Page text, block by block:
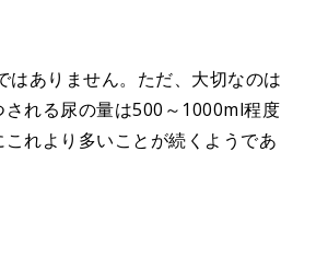
ありません。ただ、大切なのは
れる尿の量は500～1000ml程度
れより多いことが続くようであ